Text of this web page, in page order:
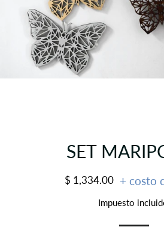
SET
Precio
Precio
$ 1,334.00 + costo
Impuesto